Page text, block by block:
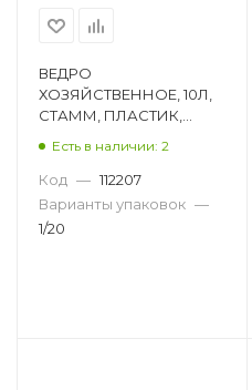
ВЕДРО
ХОЗЯЙСТВЕННОЕ, 10Л,
СТАММ, ПЛАСТИК,
Есть в наличии: 2
Код — 112207
Варианты упаковок —
1/20